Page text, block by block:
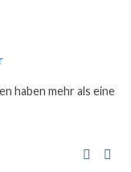
haben mehr als eine